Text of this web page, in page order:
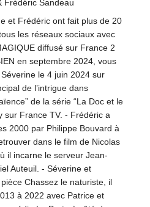
Frédéric Sandeau
et Frédéric ont fait plus de 20
les réseaux sociaux avec
diffusé sur France 2
en septembre 2024, vous
le 4 juin 2024 sur
de l’intrigue dans
de la série “La Doc et le
sur France TV. - Frédéric a
2000 par Philippe Bouvard à
dans le film de Nicolas
il incarne le serveur Jean-
Auteuil. - Séverine et
Chassez le naturiste, il
à 2022 avec Patrice et